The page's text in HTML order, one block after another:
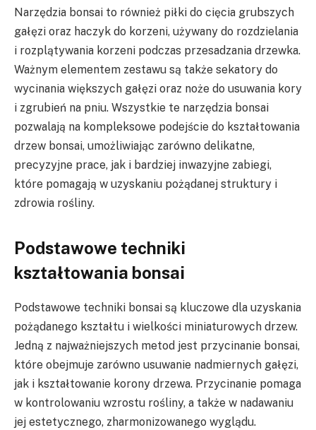
Narzędzia bonsai to również piłki do cięcia grubszych
gałęzi oraz haczyk do korzeni, używany do rozdzielania
i rozplątywania korzeni podczas przesadzania drzewka.
Ważnym elementem zestawu są także sekatory do
wycinania większych gałęzi oraz noże do usuwania kory
i zgrubień na pniu. Wszystkie te narzędzia bonsai
pozwalają na kompleksowe podejście do kształtowania
drzew bonsai, umożliwiając zarówno delikatne,
precyzyjne prace, jak i bardziej inwazyjne zabiegi,
które pomagają w uzyskaniu pożądanej struktury i
zdrowia rośliny.
Podstawowe techniki
kształtowania bonsai
Podstawowe techniki bonsai są kluczowe dla uzyskania
pożądanego kształtu i wielkości miniaturowych drzew.
Jedną z najważniejszych metod jest przycinanie bonsai,
które obejmuje zarówno usuwanie nadmiernych gałęzi,
jak i kształtowanie korony drzewa. Przycinanie pomaga
w kontrolowaniu wzrostu rośliny, a także w nadawaniu
jej estetycznego, zharmonizowanego wyglądu.